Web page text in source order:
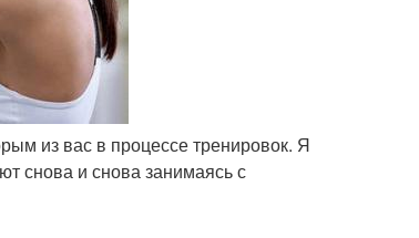
из вас в процессе тренировок. Я
снова и снова занимаясь с